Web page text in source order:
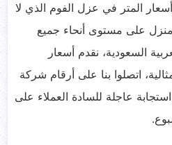
المتر في عزل الفوم الذي لا
على مستوى أنحاء جميع
السعودية، نقدم أسعار
اتصلوا بنا على أرقام شركة
عاجلة للسادة العملاء على